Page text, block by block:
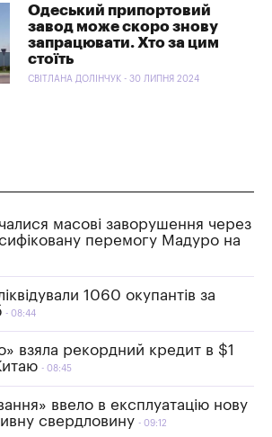
Одеський припортовий
завод може скоро знову
запрацювати. Хто за цим
стоїть
СВІТЛАНА ДОЛІНЧУК - 30 ЛИПНЯ 2024
масові заворушення через
перемогу Мадуро на
1060 окупантів за
08:44
взяла рекордний кредит в $1
08:45
ввело в експлуатацію нову
свердловину
09:12